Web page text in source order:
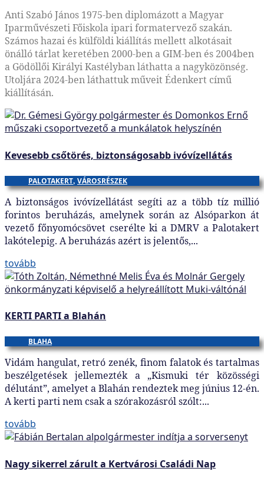
Anti Szabó János 1975-ben diplomázott a Magyar
Iparművészeti Főiskola ipari formatervező szakán.
Számos hazai és külföldi kiállítás mellett alkotásait
önálló tárlat keretében 2000-ben a GIM-ben és 2004ben
a Gödöllői Királyi Kastélyban láthatta a nagyközönség.
Utoljára 2024-ben láthattuk műveit Édenkert című
kiállításán.
Kevesebb csőtörés, biztonságosabb ivóvízellátás
PALOTAKERT, VÁROSRÉSZEK
A biztonságos ivóvízellátást segíti az a több tíz millió
forintos beruházás, amelynek során az Alsóparkon át
vezető főnyomócsövet cserélte ki a DMRV a Palotakert
lakótelepig. A beruházás azért is jelentős,...
tovább
KERTI PARTI a Blahán
BLAHA
Vidám hangulat, retró zenék, finom falatok és tartalmas
beszélgetések jellemezték a „Kismuki tér közösségi
délutánt”, amelyet a Blahán rendeztek meg június 12-én.
A kerti parti nem csak a szórakozásról szólt:...
tovább
Nagy sikerrel zárult a Kertvárosi Családi Nap